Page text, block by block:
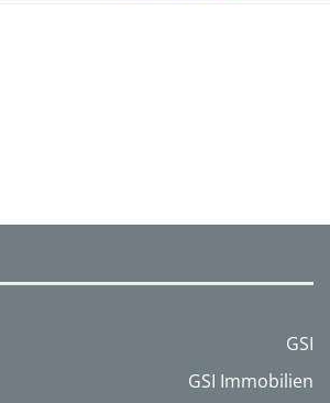
GSI
GSI Immobilien